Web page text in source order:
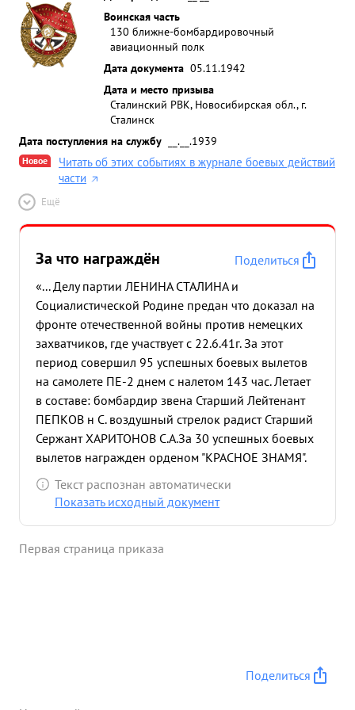
Воинская часть
130 ближне-бомбардировочный
авиационный полк
Дата документа 05.11.1942
Дата и место призыва
Сталинский РВК, Новосибирская обл., г.
Сталинск
Дата поступления на службу
__.__.1939
Новое
Читать об этих событиях в журнале боевых действий
части
Ещё
За что награждён
Поделиться
«... Делу партии ЛЕНИНА СТАЛИНА и
Социалистической Родине предан что доказал на
фронте отечественной войны против немецких
захватчиков, где участвует с 22.6.41г. За этот
период совершил 95 успешных боевых вылетов
на самолете ПЕ-2 днем с налетом 143 час. Летает
в составе: бомбардир звена Старший Лейтенант
ПЕПКОВ н С. воздушный стрелок радист Старший
Сержант ХАРИТОНОВ С.А.За 30 успешных боевых
вылетов награжден орденом "КРАСНОЕ ЗНАМЯ".
Представляется к награде за 65 успешных боевых
вылетов, успешность подтверждается
боевых вылетов, 28 вылетов на разведку-летал на
подожжен. Тов. козлов посадил горящий самолет
Текст распознан автоматически
Показать исходный документ
Первая страница приказа
Поделиться